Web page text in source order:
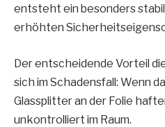
entsteht ein besonders
erhöhten
Der entscheidende Vorteil
sich im Schadensfall: Wenn
Glassplitter an der Folie
unkontrolliert im Raum.